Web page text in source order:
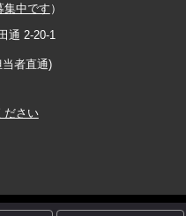
集中です ）
通 2-20-1
当者直通)
ださい